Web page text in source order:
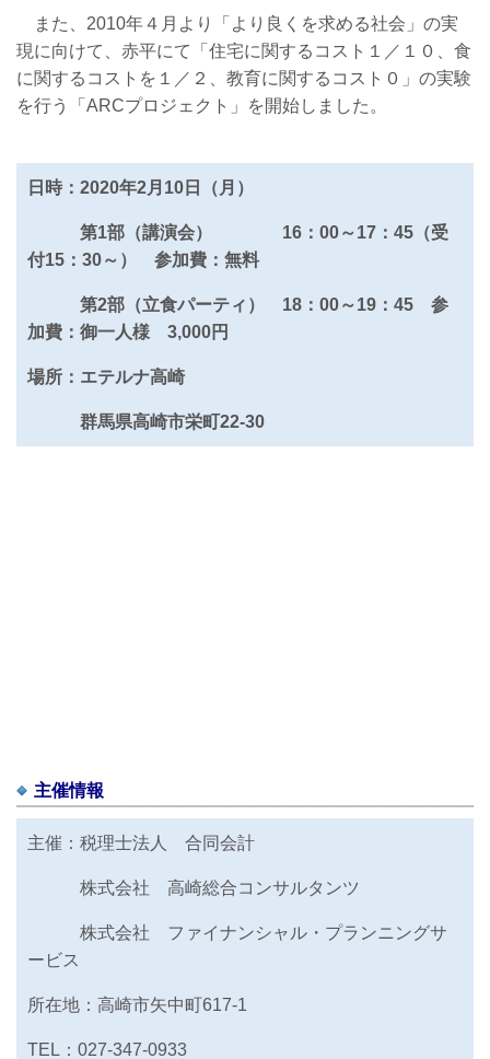
また、2010年４月より「より良くを求める社会」の実
現に向けて、赤平にて「住宅に関するコスト１／１０、食
に関するコストを１／２、教育に関するコスト０」の実験
を行う「 ARCプロジェクト」を開始しました。
日時：2020年2月10日（月）
第1部（講演会） 16：00～17：45（受
付15：30～） 参加費：無料
第2部（立食パーティ） 18：00～19：45 参
加費：御一人様 3,000円
場所：エテルナ高崎
群馬県高崎市栄町22-30
主催情報
主催：税理士法人 合同会計
株式会社 高崎総合コンサルタンツ
株式会社 ファイナンシャル・プランニングサ
ービス
所在地：高崎市矢中町617-1
TEL：027-347-0933